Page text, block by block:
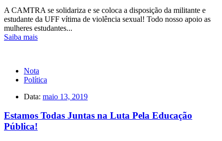
A CAMTRA se solidariza e se coloca a disposição da militante e
estudante da UFF vítima de violência sexual! Todo nosso apoio as
mulheres estudantes...
Saiba mais
Nota
Política
Data: maio 13, 2019
Estamos Todas Juntas na Luta Pela Educação
Pública!